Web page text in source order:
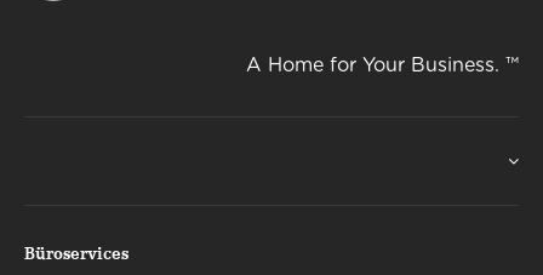
A Home for Your Business. ™
Büroservices